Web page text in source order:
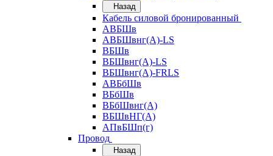
Назад
Кабель силовой бронированный
АВБШв
АВБШвнг(А)-LS
ВБШв
ВБШвнг(А)-LS
ВБШвнг(А)-FRLS
АВБбШв
ВБбШв
ВБбШвнг(А)
ВБШвНГ(А)
АПвБШп(г)
Провод
Назад